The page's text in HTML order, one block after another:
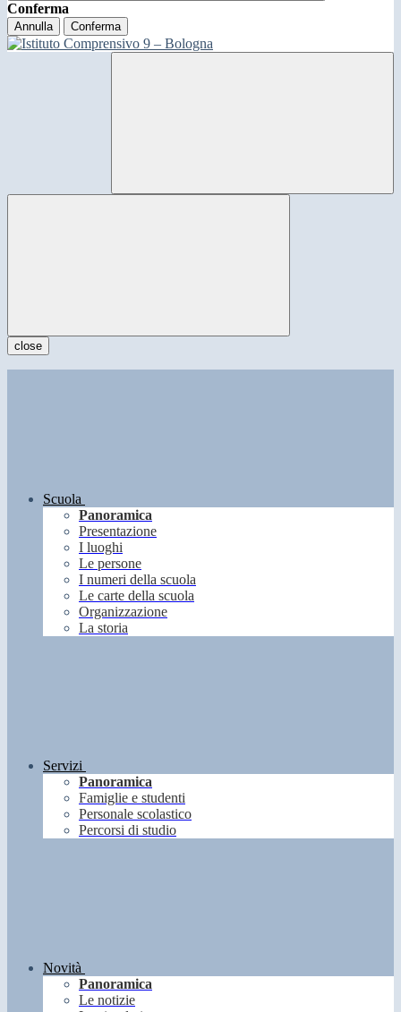
Conferma
Annulla Conferma
close
Scuola
Panoramica
Presentazione
I luoghi
Le persone
I numeri della scuola
Le carte della scuola
Organizzazione
La storia
Servizi
Panoramica
Famiglie e studenti
Personale scolastico
Percorsi di studio
Novità
Panoramica
Le notizie